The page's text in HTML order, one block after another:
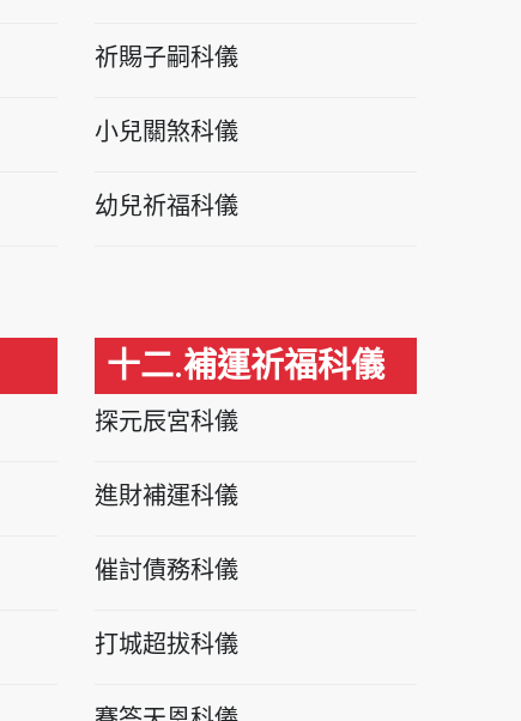
祈賜子嗣科儀
小兒關煞科儀
幼兒祈福科儀
十二.補運祈福科儀
探元辰宮科儀
進財補運科儀
催討債務科儀
打城超拔科儀